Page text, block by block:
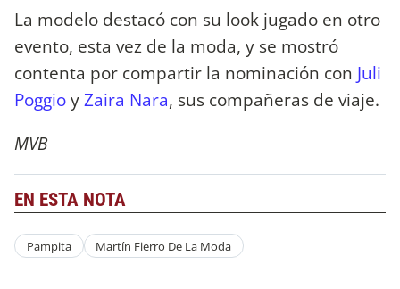
La modelo destacó con su look jugado en otro
evento, esta vez de la moda, y se mostró
contenta por compartir la nominación con Juli
PoggioyZaira Nara, sus compañeras de viaje.
MVB
EN ESTA NOTA
Pampita Martín Fierro De La Moda